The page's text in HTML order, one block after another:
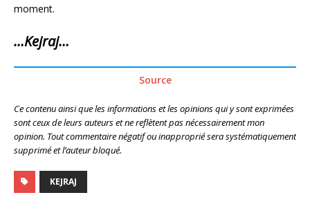
moment.
…Kejraj…
Source
Ce contenu ainsi que les informations et les opinions qui y sont exprimées
sont ceux de leurs auteurs et ne reflètent pas nécessairement mon
opinion. Tout commentaire négatif ou inapproprié sera systématiquement
supprimé et l’auteur bloqué.
KEJRAJ